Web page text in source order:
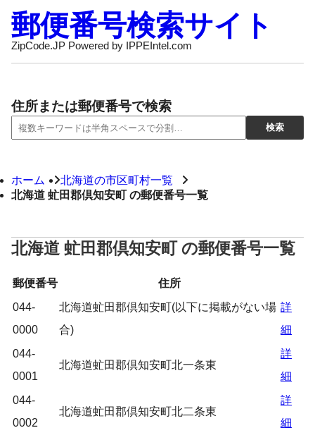
郵便番号検索サイト
ZipCode.JP Powered by IPPEIntel.com
住所または郵便番号で検索
ホーム
北海道の市区町村一覧
北海道 虻田郡倶知安町 の郵便番号一覧
北海道 虻田郡倶知安町 の郵便番号一覧
郵便番号
住所
044-
0000
北海道虻田郡倶知安町(以下に掲載がない場
合)
詳
細
044-
0001
北海道虻田郡倶知安町北一条東
詳
細
044-
0002
北海道虻田郡倶知安町北二条東
詳
細